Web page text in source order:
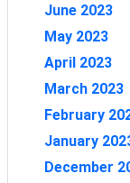
June 2023
May 2023
April 2023
March 2023
February
January
December